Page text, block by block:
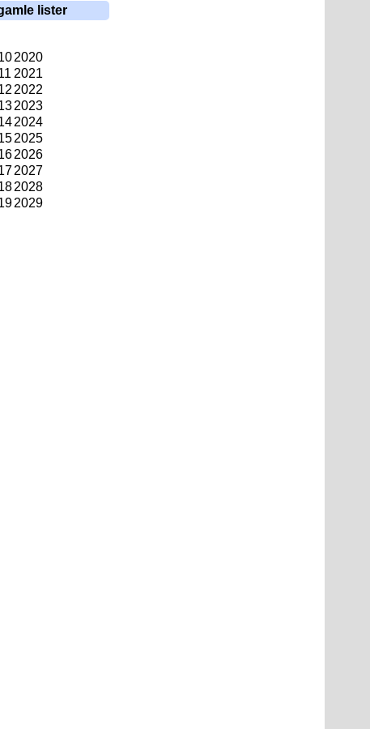
lister
2020
2021
2022
2023
2024
2025
2026
2027
2028
2029